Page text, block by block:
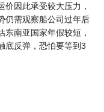
因此承受较大压力，
仍需观察船公司过年后
南亚国家年假较短，
底反弹，恐怕要等到3